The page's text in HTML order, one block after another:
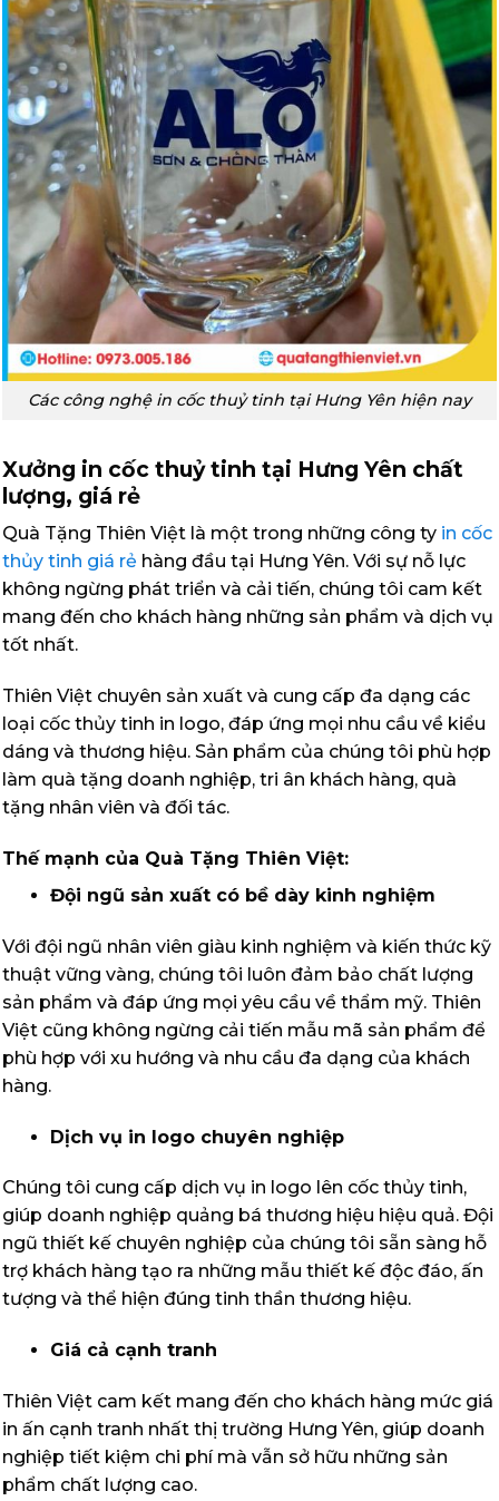
Các công nghệ in cốc thuỷ tinh tại Hưng Yên hiện nay
Xưởng in cốc thuỷ tinh tại Hưng Yên chất
lượng, giá rẻ
Quà Tặng Thiên Việt là một trong những công ty in cốc
thủy tinh giá rẻ hàng đầu tại Hưng Yên. Với sự nỗ lực
không ngừng phát triển và cải tiến, chúng tôi cam kết
mang đến cho khách hàng những sản phẩm và dịch vụ
tốt nhất.
Thiên Việt chuyên sản xuất và cung cấp đa dạng các
loại cốc thủy tinh in logo, đáp ứng mọi nhu cầu về kiểu
dáng và thương hiệu. Sản phẩm của chúng tôi phù hợp
làm quà tặng doanh nghiệp, tri ân khách hàng, quà
tặng nhân viên và đối tác.
Thế mạnh của Quà Tặng Thiên Việt:
Đội ngũ sản xuất có bề dày kinh nghiệm
Với đội ngũ nhân viên giàu kinh nghiệm và kiến thức kỹ
thuật vững vàng, chúng tôi luôn đảm bảo chất lượng
sản phẩm và đáp ứng mọi yêu cầu về thẩm mỹ. Thiên
Việt cũng không ngừng cải tiến mẫu mã sản phẩm để
phù hợp với xu hướng và nhu cầu đa dạng của khách
hàng.
Dịch vụ in logo chuyên nghiệp
Chúng tôi cung cấp dịch vụ in logo lên cốc thủy tinh,
giúp doanh nghiệp quảng bá thương hiệu hiệu quả. Đội
ngũ thiết kế chuyên nghiệp của chúng tôi sẵn sàng hỗ
trợ khách hàng tạo ra những mẫu thiết kế độc đáo, ấn
tượng và thể hiện đúng tinh thần thương hiệu.
Giá cả cạnh tranh
Thiên Việt cam kết mang đến cho khách hàng mức giá
in ấn cạnh tranh nhất thị trường Hưng Yên, giúp doanh
nghiệp tiết kiệm chi phí mà vẫn sở hữu những sản
phẩm chất lượng cao.